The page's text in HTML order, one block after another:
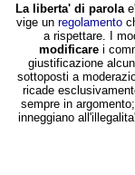
La liberta' di parolae'
vige un regolamento
a rispettare. I
modificare i
giustificazione
sottoposti a
ricade
sempre in
inneggiano